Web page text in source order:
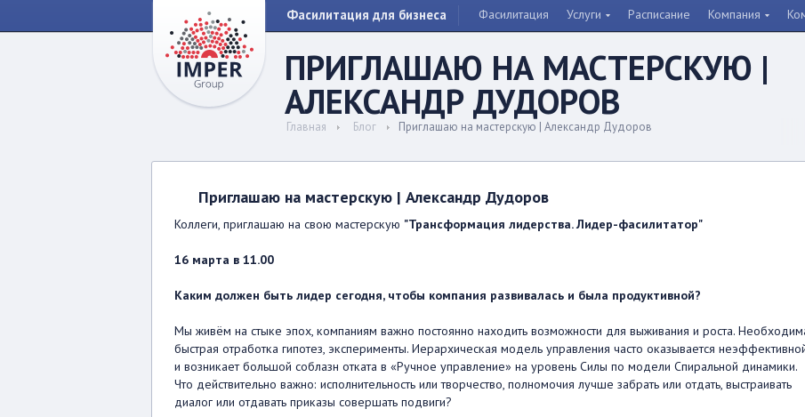
Фасилитация для бизнеса Фасилитация Услуги Расписание Компания
ПРИГЛАШАЮ НА МАСТЕРСКУЮ |
АЛЕКСАНДР ДУДОРОВ
Главная Блог Приглашаю на мастерскую | Александр Дудоров
Приглашаю на мастерскую | Александр Дудоров
Коллеги, приглашаю на свою мастерскую "Трансформация лидерства. Лидер-фасилитатор"
16 марта в 11.00
Каким должен быть лидер сегодня, чтобы компания развивалась и была продуктивной?
Мы живём на стыке эпох, компаниям важно постоянно находить возможности для выживания и роста.
быстрая отработка гипотез, эксперименты. Иерархическая модель управления часто оказывается
и возникает большой соблазн отката в «Ручное управление» на уровень Силы по модели Спиральной динамики.
Что действительно важно: исполнительность или творчество, полномочия лучше забрать или отдать, выстраивать
диалог или отдавать приказы совершать подвиги?